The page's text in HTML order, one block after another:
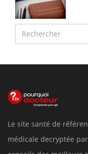
Le site santé de
médicale decryptée